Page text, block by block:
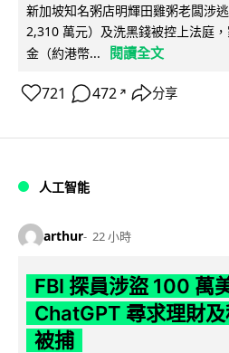
新加坡知名粥店明輝田雞粥老闆涉
2,310 萬元）及洗黑錢被控上法庭
金（約港幣...
閱讀全文
721 472 ↗ 分享
人工智能
arthur 22 小時
FBI 探員涉盜 100
ChatGPT 尋求理財
被捕